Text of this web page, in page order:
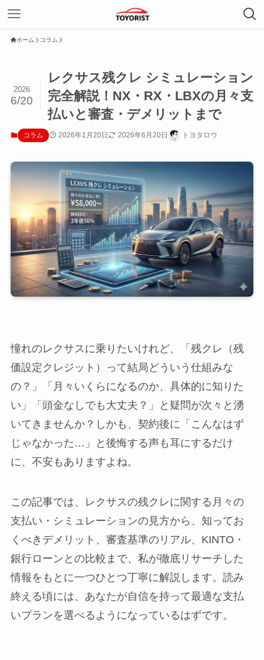
ホーム コラム
レクサス残クレ シミュレーション
完全解説！NX・RX・LBXの月々支
払いと審査・デメリットまで
2026
6/20
コラム 2026年1月20日 2026年6月20日 トヨタロウ
憧れのレクサスに乗りたいけれど、「残クレ（残
価設定クレジット）って結局どういう仕組みな
の？」「月々いくらになるのか、具体的に知りた
い」「頭金なしでも大丈夫？」と疑問が次々と湧
いてきませんか？しかも、契約後に「こんなはず
じゃなかった…」と後悔する声も耳にするだけ
に、不安もありますよね。
この記事では、レクサスの残クレに関する月々の
支払い・シミュレーションの見方から、知ってお
くべきデメリット、審査基準のリアル、KINTO・
銀行ローンとの比較まで、私が徹底リサーチした
情報をもとに一つひとつ丁寧に解説します。読み
終える頃には、あなたが自信を持って最適な支払
いプランを選べるようになっているはずです。